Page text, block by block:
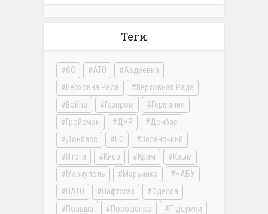
Теги
ЄС АТО
Авдеевка
Верховна Рада
Верховная Рада
Война
Газпром
Германия
Гройсман
ДНР
Донбас
Донбасс
ЕС
Зеленський
Итоги
Киев Крим
Крым
Мариуполь
Марьинка
НАБУ
НАТО
Нафтогаз
Одесса
Польша
Порошенко
Підсумки